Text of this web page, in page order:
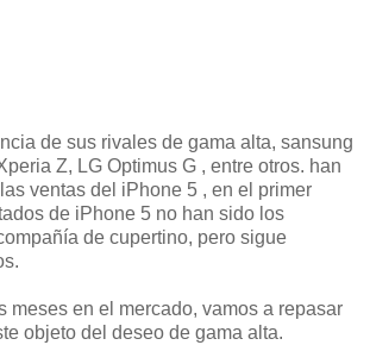
de sus rivales de gama alta, sansung
Z, LG Optimus G , entre otros. han
ventas del iPhone 5 , en el primer
de iPhone 5 no han sido los
de cupertino, pero sigue
meses en el mercado, vamos a repasar
objeto del deseo de gama alta.